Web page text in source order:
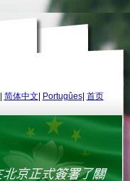
简体中文 Portugûes| 首页